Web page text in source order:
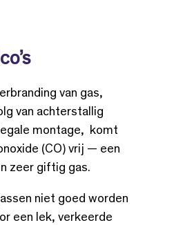
van gas,
van achterstallig
montage, komt
(CO) vrij — een
zeer giftig gas.
niet goed worden
een lek, verkeerde